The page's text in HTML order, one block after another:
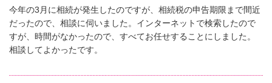
今年の3月に相続が発生したのですが、相続税の申告期限まで間近
だったので、相談に伺いました。インターネットで検索したので
すが、時間がなかったので、すべてお任せすることにしました。
相談してよかったです。